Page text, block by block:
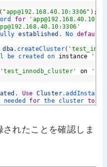
( "app@192.168.40.10:3306" ) ;
for
established . No default
dba.createCluster(
be created on instance
'test_innodb_cluster' on
. Use Cluster.addInstance
needed for the cluster to
れたことを確認しま